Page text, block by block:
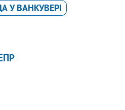
У ВАНКУВЕРІ